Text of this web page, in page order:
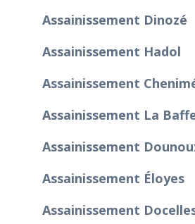
Assainissement Dinozé
Assainissement Hadol
Assainissement
Assainissement La
Assainissement
Assainissement Éloyes
Assainissement